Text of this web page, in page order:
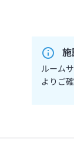
施
ルーム
よりご